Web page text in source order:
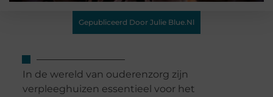
Gepubliceerd Door Julie Blue.nl
In de wereld van ouderenzorg zijn
verpleeghuizen essentieel voor het